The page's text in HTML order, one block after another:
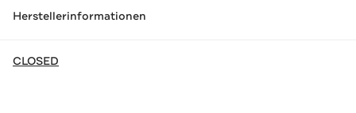
Herstellerinformationen
CLOSED